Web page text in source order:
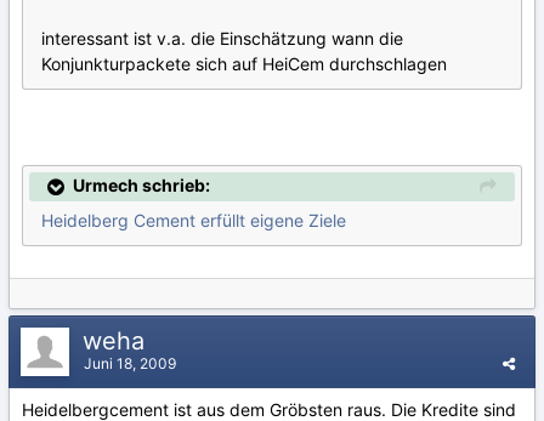
interessant ist v.a. die Einschätzung wann die
Konjunkturpackete sich auf HeiCem durchschlagen
Urmech schrieb:
Heidelberg Cement erfüllt eigene Ziele
weha
Juni 18, 2009
Heidelbergcement ist aus dem Gröbsten raus. Die Kredite sind